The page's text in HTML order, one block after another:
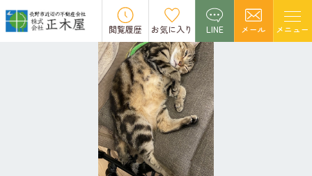
閲覧履歴 お気に入り LINE メール メニュー